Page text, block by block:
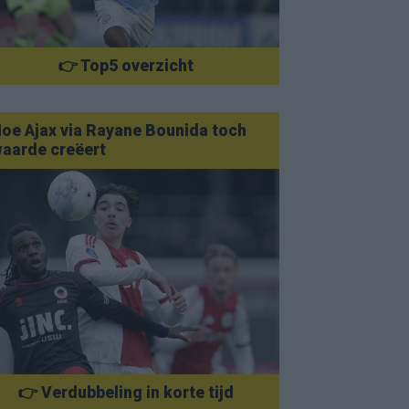
👉 Top5 overzicht
Ajax via Rayane Bounida toch
creëert
👉 Verdubbeling in korte tijd